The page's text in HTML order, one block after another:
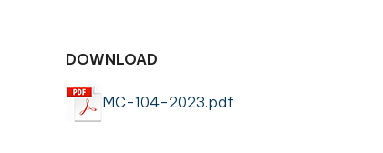
DOWNLOAD
MC-104-2023.pdf